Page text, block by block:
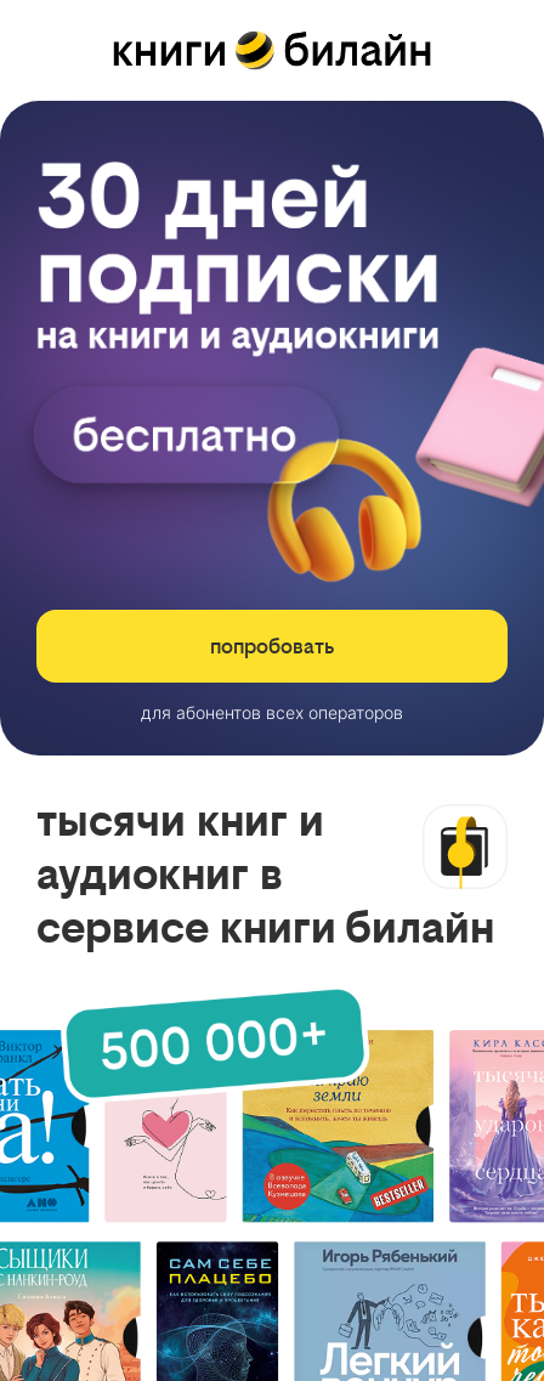
попробовать
для абонентов всех операторов
тысячи книг и
аудиокниг в
сервисе книги билайн